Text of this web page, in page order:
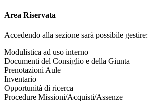
Area Riservata
Accedendo alla sezione sarà possibile gestire:
Modulistica ad uso interno
Documenti del Consiglio e della Giunta
Prenotazioni Aule
Inventario
Opportunità di ricerca
Procedure Missioni/Acquisti/Assenze